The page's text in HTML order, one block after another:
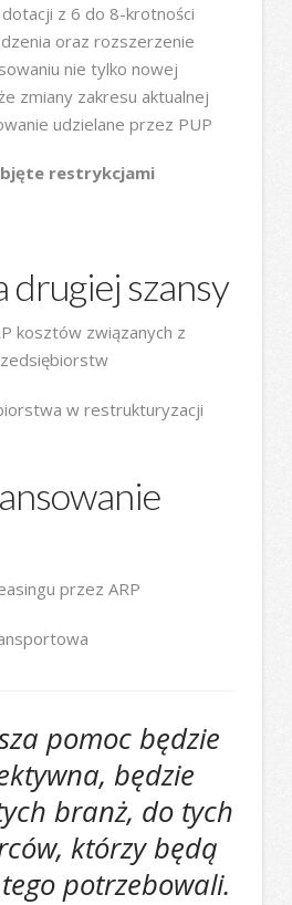
z 6 do 8-krotności
oraz rozszerzenie
nie tylko nowej
zmiany zakresu aktualnej
udzielane przez PUP
restrykcjami
drugiej szansy
kosztów związanych z
w restrukturyzacji
przez ARP
pomoc będzie
będzie
branż, do tych
którzy będą
potrzebowali.